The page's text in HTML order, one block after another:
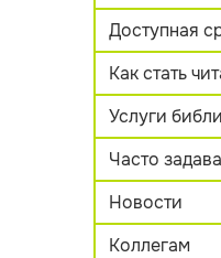
Доступная
Как стать
Услуги
Часто
Новости
Коллегам